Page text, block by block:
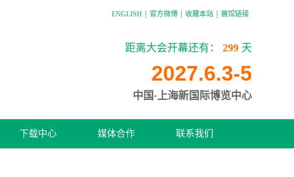
ENGLISH 官方微博 收藏本站 展馆链接
距离大会开幕还有： 299 天
2027.6.3-5
中国·上海新国际博览中心
下载中心 媒体合作 联系我们